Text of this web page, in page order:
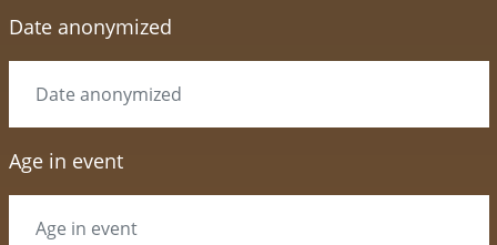
Date anonymized
Age in event